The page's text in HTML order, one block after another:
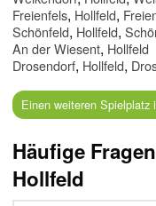
Freienfels, Hollfeld,
Schönfeld, Hollfeld,
An der Wiesent, Hollfeld
Drosendorf, Hollfeld,
Einen weiteren Spielplatz
Häufige
Hollfeld